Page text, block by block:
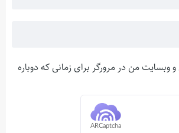
و وبسایت من در مرورگر برای زمانی که دوباره
ARCaptcha